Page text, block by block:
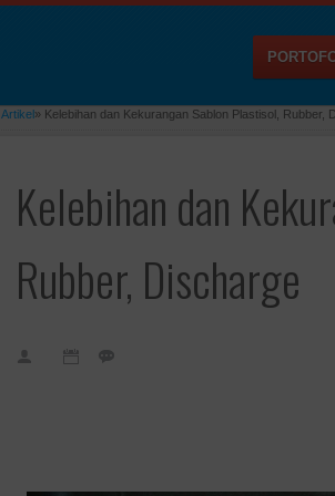
Artikel» Kelebihan dan Kekurangan Sablon Plastisol, Rubber,
Kelebihan dan
Rubber, Discharge